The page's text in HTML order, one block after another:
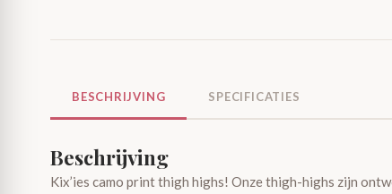
BESCHRIJVING SPECIFICATIES
Beschrijving
Kix’ies camo print thigh highs! Onze thigh-highs zijn